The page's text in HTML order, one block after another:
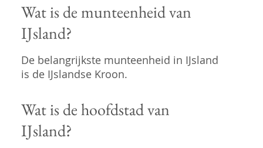
Wat is de munteenheid van
IJsland?
De belangrijkste munteenheid in IJsland
is de IJslandse Kroon.
Wat is de hoofdstad van
IJsland?